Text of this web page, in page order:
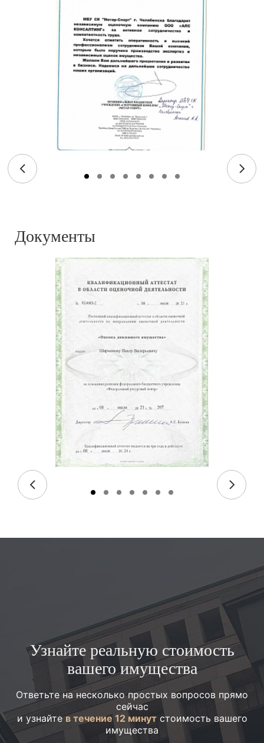
Документы
Узнайте реальную стоимость
вашего имущества
Ответьте на несколько простых вопросов прямо
сейчас
и узнайтев течение 12 минутстоимость вашего
имущества